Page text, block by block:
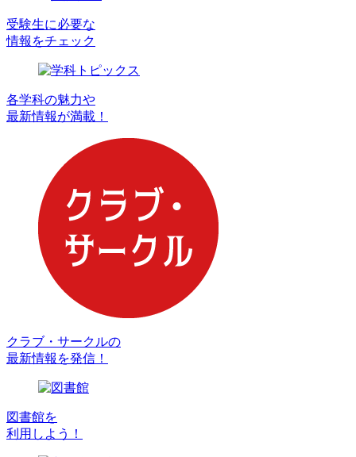
受験生に必要な
情報をチェック
各学科の魅力や
最新情報が満載！
クラブ・サークルの
最新情報を発信！
図書館を
利用しよう！